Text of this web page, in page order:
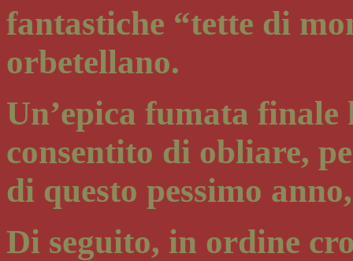
fantastiche “tette di
orbetellano.
Un’epica fumata
consentito di obliare,
di questo pessimo
Di seguito, in ordine